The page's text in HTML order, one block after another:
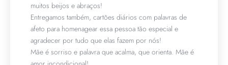
muitos beijos e abraços!
Entregamos também, cartões diários com palavras de
afeto para homenagear essa pessoa tão especial e
agradecer por tudo que elas fazem por nós!
Mãe é sorriso e palavra que acalma, que orienta. Mãe é